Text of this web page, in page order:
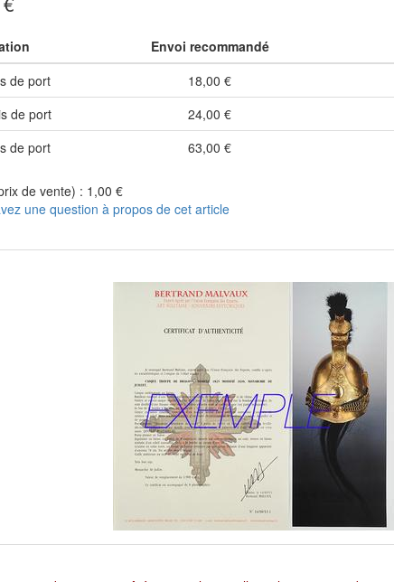
Envoi recommandé
de port
18,00 €
de port
24,00 €
de port
63,00 €
de vente) : 1,00 €
une question à propos de cet article